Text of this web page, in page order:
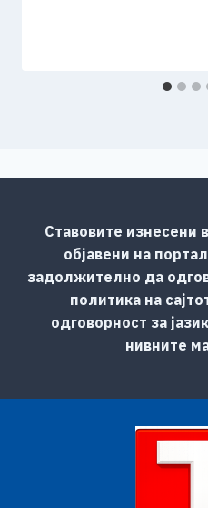
Ставовите изнесени
објавени на
задолжително да
политика на
одговорност за
нивните